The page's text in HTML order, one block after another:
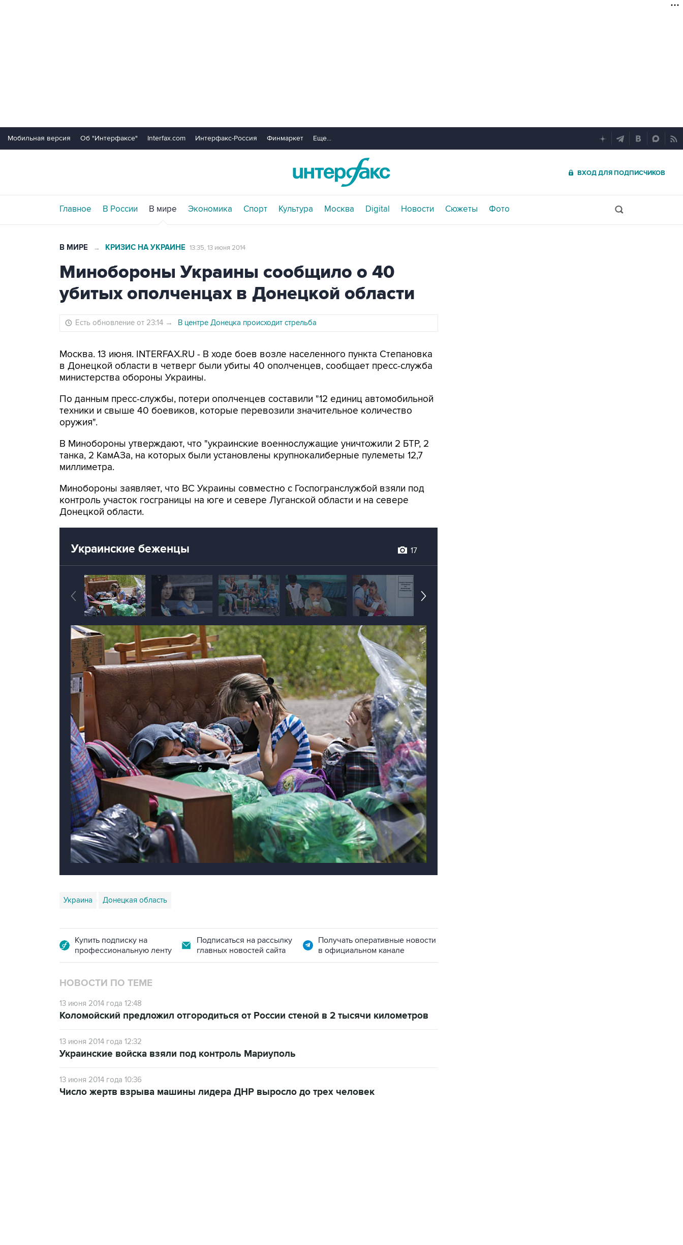
Мобильная версия Об "Интерфаксе" Interfax.com Интерфакс-Россия Финмаркет Еще...
ВХОД ДЛЯ ПОДПИСЧИКОВ
Главное В России В мире Экономика Спорт Культура Москва Digital Новости Сюжеты Фото
В МИРЕ → КРИЗИС НА УКРАИНЕ 13:35, 13 июня 2014
Минобороны Украины сообщило о 40
убитых ополченцах в Донецкой области
Есть обновление от 23:14 → В центре Донецка происходит стрельба
Москва. 13 июня. INTERFAX.RU - В ходе боев возле населенного пункта Степановка
в Донецкой области в четверг были убиты 40 ополченцев, сообщает пресс-служба
министерства обороны Украины.
По данным пресс-службы, потери ополченцев составили "12 единиц автомобильной
техники и свыше 40 боевиков, которые перевозили значительное количество
оружия".
В Минобороны утверждают, что "украинские военнослужащие уничтожили 2 БТР, 2
танка, 2 КамАЗа, на которых были установлены крупнокалиберные пулеметы 12,7
миллиметра.
Минобороны заявляет, что ВС Украины совместно с Госпогранслужбой взяли под
контроль участок госграницы на юге и севере Луганской области и на севере
Донецкой области.
Украинские беженцы 17
Украина Донецкая область
Купить подписку на
профессиональную ленту
Подписаться на рассылку
главных новостей сайта
Получать оперативные новости
в официальном канале
НОВОСТИ ПО ТЕМЕ
13 июня 2014 года 12:48
Коломойский предложил отгородиться от России стеной в 2 тысячи километров
13 июня 2014 года 12:32
Украинские войска взяли под контроль Мариуполь
13 июня 2014 года 10:36
Число жертв взрыва машины лидера ДНР выросло до трех человек